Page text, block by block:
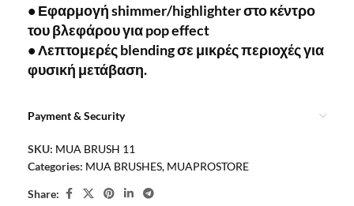
• Εφαρμογή shimmer/highlighter στο κέντρο
του βλεφάρου για pop effect
• Λεπτομερές blending σε μικρές περιοχές για
φυσική μετάβαση.
Payment & Security
SKU: MUA BRUSH 11
Categories: MUA BRUSHES, MUAPROSTORE
Share: